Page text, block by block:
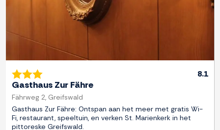
8.1
Gasthaus Zur Fähre
Fährweg 2, Greifswald
Gasthaus Zur Fähre: Ontspan aan het meer met gratis Wi-
Fi, restaurant, speeltuin, en verken St. Marienkerk in het
pittoreske Greifswald.